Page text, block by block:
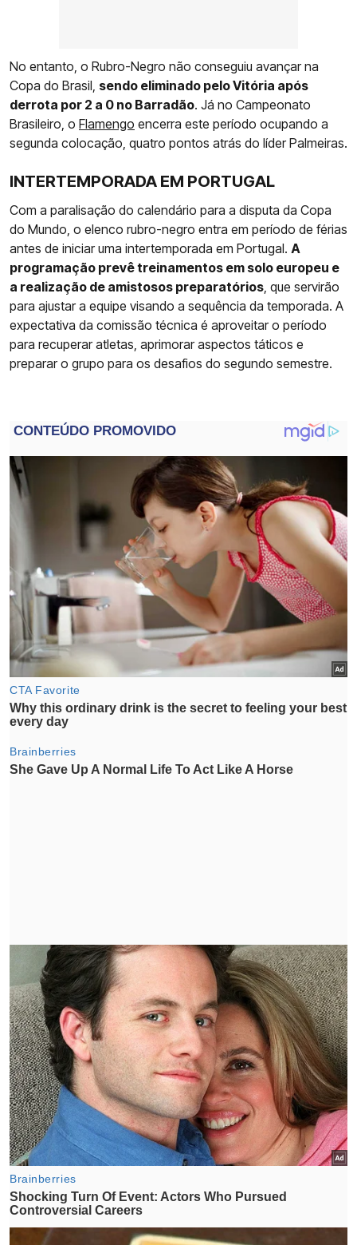
No entanto, o Rubro-Negro não conseguiu avançar na
Copa do Brasil, sendo eliminado pelo Vitória após
derrota por 2 a 0 no Barradão. Já no Campeonato
Brasileiro, o Flamengo encerra este período ocupando a
segunda colocação, quatro pontos atrás do líder Palmeiras.
INTERTEMPORADA EM PORTUGAL
Com a paralisação do calendário para a disputa da Copa
do Mundo, o elenco rubro-negro entra em período de férias
antes de iniciar uma intertemporada em Portugal. A
programação prevê treinamentos em solo europeu e
a realização de amistosos preparatórios , que servirão
para ajustar a equipe visando a sequência da temporada. A
expectativa da comissão técnica é aproveitar o período
para recuperar atletas, aprimorar aspectos táticos e
preparar o grupo para os desafios do segundo semestre.